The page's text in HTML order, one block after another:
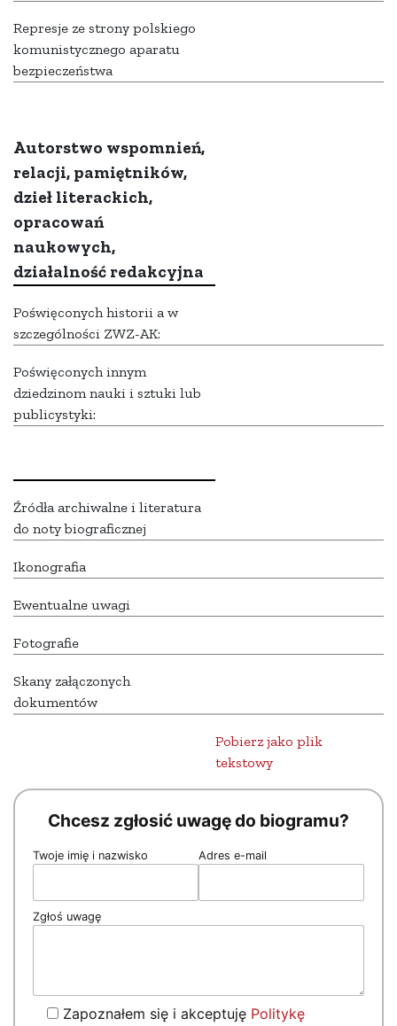
Represje ze strony polskiego
komunistycznego aparatu
bezpieczeństwa
Autorstwo wspomnień,
relacji, pamiętników,
dzieł literackich,
opracowań
naukowych,
działalność redakcyjna
Poświęconych historii a w
szczególności ZWZ-AK:
Poświęconych innym
dziedzinom nauki i sztuki lub
publicystyki:
Źródła archiwalne i literatura
do noty biograficznej
Ikonografia
Ewentualne uwagi
Fotografie
Skany załączonych
dokumentów
Pobierz jako plik
tekstowy
Chcesz zgłosić uwagę do biogramu?
Twoje imię i nazwisko Adres e-mail
Zgłoś uwagę
Zapoznałem się i akceptuję Politykę